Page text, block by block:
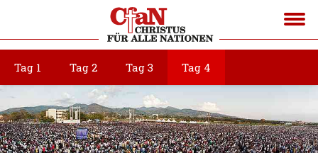
Tag 1 Tag 2 Tag 3 Tag 4